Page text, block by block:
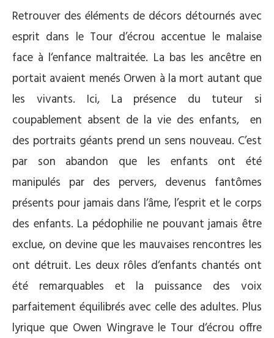
Retrouver des éléments de décors détournés avec
esprit dans le Tour d’écrou accentue le malaise
face à l‘enfance maltraitée. La bas les ancêtre en
portait avaient menés Orwen à la mort autant que
les vivants. Ici, La présence du tuteur si
coupablement absent de la vie des enfants, en
des portraits géants prend un sens nouveau. C’est
par son abandon que les enfants ont été
manipulés par des pervers, devenus fantômes
présents pour jamais dans l‘âme, l’esprit et le corps
des enfants. La pédophilie ne pouvant jamais être
exclue, on devine que les mauvaises rencontres les
ont détruit. Les deux rôles d‘enfants chantés ont
été remarquables et la puissance des voix
parfaitement équilibrés avec celle des adultes. Plus
lyrique que Owen Wingrave le Tour d‘écrou offre